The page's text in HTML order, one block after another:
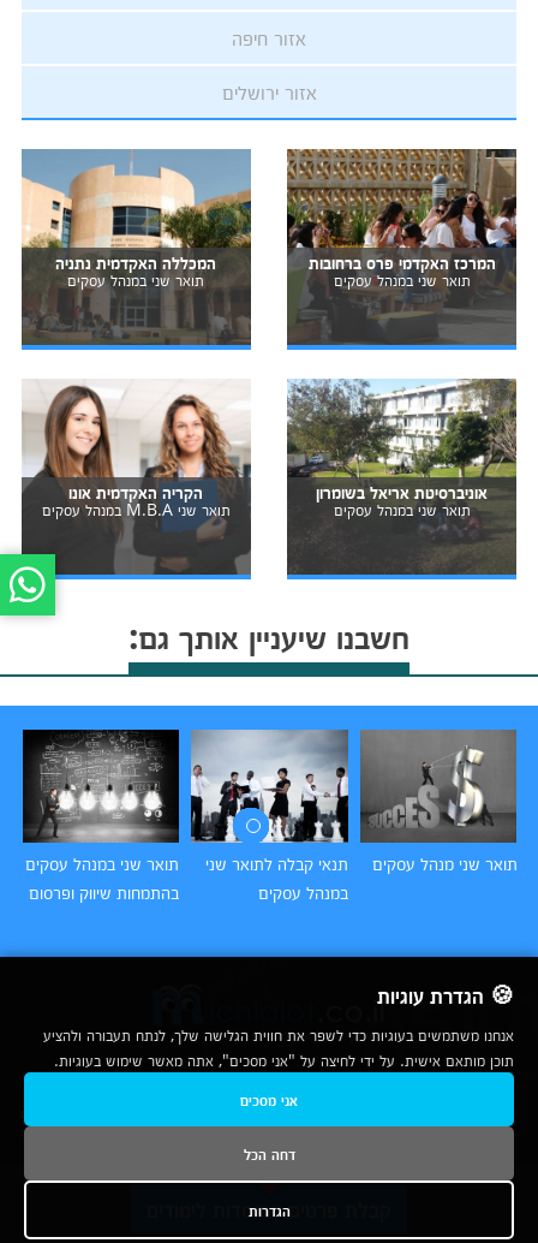
אזור חיפה
אזור ירושלים
המרכז האקדמי פרס ברחובות
תואר שני במנהל עסקים
המכללה האקדמית נתניה
תואר שני במנהל עסקים
אוניברסיטת אריאל בשומרון
תואר שני במנהל עסקים
הקריה האקדמית אונו
תואר שני M.B.A במנהל עסקים
חשבנו שיעניין אותך גם:
תואר שני מנהל עסקים
תנאי קבלה לתואר שני
במנהל עסקים
תואר שני במנהל עסקים
בהתמחות שיווק ופרסום
© כל הזכויות שמורות לחברת נרד אונליין בע"מ | מכללות|
נשמח לעמוד לשירותך בטלפון
1-800-780-760
קבלת פרטים ממוסדות לימודים
🍪 הגדרת עוגיות
אנחנו משתמשים בעוגיות כדי לשפר את חווית הגלישה שלך, לנתח תעבורה ולהציע
תוכן מותאם אישית. על ידי לחיצה על "אני מסכים", אתה מאשר שימוש בעוגיות.
אני מסכים
דחה הכל
הגדרות